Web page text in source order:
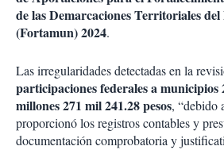
de las Demarcaciones Territoriales
(Fortamun) 2024.
Las irregularidades detectadas en la
participaciones federales a municipios
millones 271 mil 241.28 pesos, “debido
proporcionó los registros contables y
documentación comprobatoria y